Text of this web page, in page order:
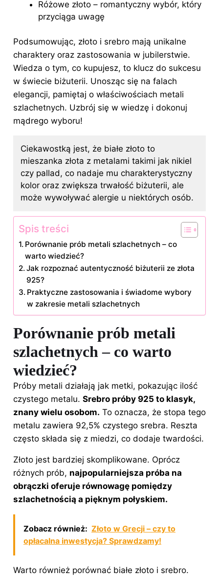
Różowe złoto – romantyczny wybór, który
przyciąga uwagę
Podsumowując, złoto i srebro mają unikalne
charaktery oraz zastosowania w jubilerstwie.
Wiedza o tym, co kupujesz, to klucz do sukcesu
w świecie biżuterii. Unosząc się na falach
elegancji, pamiętaj o właściwościach metali
szlachetnych. Uzbrój się w wiedzę i dokonuj
mądrego wyboru!
Ciekawostką jest, że białe złoto to
mieszanka złota z metalami takimi jak nikiel
czy pallad, co nadaje mu charakterystyczny
kolor oraz zwiększa trwałość biżuterii, ale
może wywoływać alergie u niektórych osób.
Spis treści
Porównanie prób metali szlachetnych – co
warto wiedzieć?
Jak rozpoznać autentyczność biżuterii ze złota
925?
Praktyczne zastosowania i świadome wybory
w zakresie metali szlachetnych
Porównanie prób metali
szlachetnych – co warto
wiedzieć?
Próby metali działają jak metki, pokazując ilość
czystego metalu. Srebro próby 925 to klasyk,
znany wielu osobom. To oznacza, że stopa tego
metalu zawiera 92,5% czystego srebra. Reszta
często składa się z miedzi, co dodaje twardości.
Złoto jest bardziej skomplikowane. Oprócz
różnych prób, najpopularniejsza próba na
obrączki oferuje równowagę pomiędzy
szlachetnością a pięknym połyskiem.
Zobacz również: Złoto w Grecji – czy to
opłacalna inwestycja? Sprawdzamy!
Warto również porównać białe złoto i srebro.